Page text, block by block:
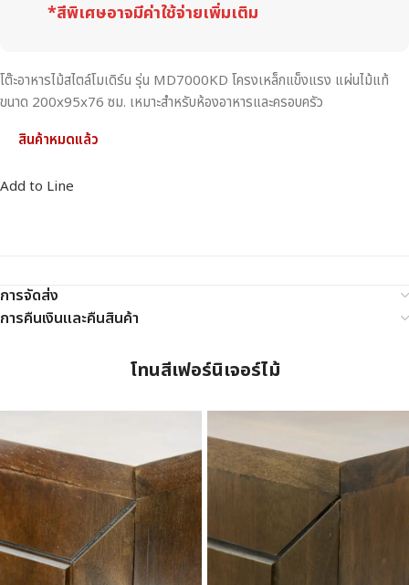
*สีพิเศษอาจมีค่าใช้จ่ายเพิ่มเติม
โต๊ะอาหารไม้สไตล์โมเดิร์น รุ่น MD7000KD โครงเหล็กแข็งแรง แผ่นไม้แท้
ขนาด 200x95x76 ซม. เหมาะสำหรับห้องอาหารและครอบครัว
สินค้าหมดแล้ว
Add to Line
การจัดส่ง
การคืนเงินและคืนสินค้า
โทนสีเฟอร์นิเจอร์ไม้